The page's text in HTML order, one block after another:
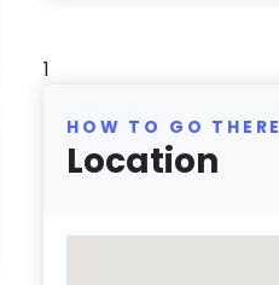
1
HOW TO GO THERE
Location